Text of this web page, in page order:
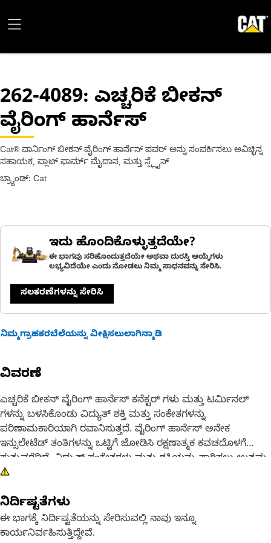
262-4089: ಎಚ್ಚರಿಕೆ ಬೀಕನ್
ವೈರಿಂಗ್ ಹಾರ್ನೆಸ್
Cat® ವಾರ್ನಿಂಗ್ ಬೀಕನ್ ವೈರಿಂಗ್ ಹಾರ್ನೆಸ್ ಪವರ್ ಅನ್ನು ಸಂಪರ್ಕಿಸಲು ಅವಿಚ್ಛಿನ್ನ
ಸಹಾಯಕ, ಪ್ಲಾಟ್ ಫಾರ್ಮ್ ಮೈದಾನ, ಮತ್ತು ಸ್ಪ್ಲೈಸ್
ಬ್ರ್ಯಾಂಡ್: Cat
ಇದು ಹೊಂದಿಕೊಳ್ಳುತ್ತದೆಯೇ?
ಈ ಭಾಗವು ಸರಿಹೊಂದುತ್ತದೆಯೇ ಅಥವಾ ದುರಸ್ತಿ ಆಯ್ಕೆಗಳು
ಲಭ್ಯವಿದೆಯೇ ಎಂದು ನೋಡಲು ನಿಮ್ಮ ಸಾಧನವನ್ನು ಸೇರಿಸಿ.
ಸಲಕರಣೆಗಳನ್ನು ಸೇರಿಸಿ
ನಿಮ್ಮಗ್ರಾಹಕರಬೆಲೆಯನ್ನು ವೀಕ್ಷಿಸಲುಲಾಗಿನ್ಮಾಡಿ
ವಿವರಣೆ
ಎಚ್ಚರಿಕೆ ಬೀಕನ್ ವೈರಿಂಗ್ ಹಾರ್ನೆಸ್ ಕನೆಕ್ಟರ್ ಗಳು ಮತ್ತು ಟರ್ಮಿನಲ್
ಗಳನ್ನು ಬಳಸಿಕೊಂಡು ವಿದ್ಯುತ್ ಶಕ್ತಿ ಮತ್ತು ಸಂಕೇತಗಳನ್ನು
ಪರಿಣಾಮಕಾರಿಯಾಗಿ ರವಾನಿಸುತ್ತದೆ. ವೈರಿಂಗ್ ಹಾರ್ನೆಸ್ ಅನೇಕ
ಇನ್ಸುಲೇಟೆಡ್ ತಂತಿಗಳನ್ನು ಒಟ್ಟಿಗೆ ಜೋಡಿಸಿ ರಕ್ಷಣಾತ್ಮಕ ಕವಚದೊಳಗೆ
ಸುತ್ತುವರೆದಿದೆ. ವಿದ್ಯುತ್ ಸಂಕೇತಗಳು ಮತ್ತು ಶಕ್ತಿಯನ್ನು ಸಾಗಿಸಲು ಉತ್ತಮ-
ಗುಣಮಟ್ಟದ ವಾಹಕಗಳನ್ನು ಬಳಸಲಾಗುತ್ತದೆ. ಗುರುತಿಸುವಿಕೆಗಾಗಿ
ವಿಶೇಷಣಗಳು:
• ವಿದ್ಯುತ್ಕಾಂತೀಯ ಹಸ್ತಕ್ಷೇಪದಿಂದ (ಇಎಂಐ) ರಕ್ಷಿಸಲು ಜಡೆಯ
ನಿರ್ದಿಷ್ಟತೆಗಳು
ಈ ಭಾಗಕ್ಕೆ ನಿರ್ದಿಷ್ಟತೆಯನ್ನು ಸೇರಿಸುವಲ್ಲಿ ನಾವು ಇನ್ನೂ
ಕಾರ್ಯನಿರ್ವಹಿಸುತ್ತಿದ್ದೇವೆ.